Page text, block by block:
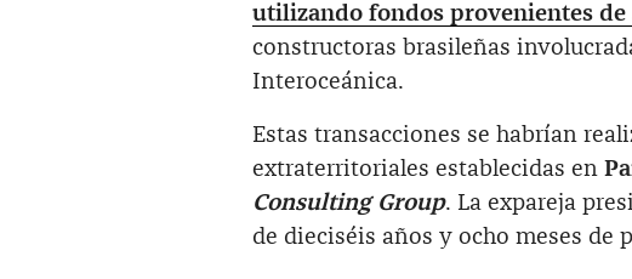
utilizando fondos provenientes de
constructoras brasileñas
Interoceánica.
Estas transacciones se habrían
extraterritoriales establecidas en
Consulting Group. La expareja
de dieciséis años y ocho meses de